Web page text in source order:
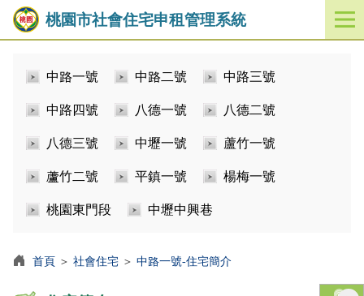
桃園市社會住宅申租管理系統
開
啟
中路一號 中路二號 中路三號
中路四號 八德一號 八德二號
八德三號 中壢一號 蘆竹一號
蘆竹二號 平鎮一號 楊梅一號
桃園東門段 中壢中興巷
首頁 ＞ 社會住宅 ＞ 中路一號-住宅簡介